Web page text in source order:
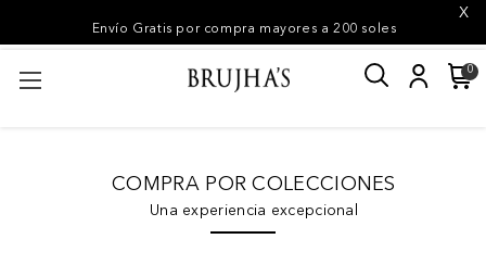
X
Envío Gratis por compra mayores a 200 soles
0
COMPRA POR COLECCIONES
Una experiencia excepcional